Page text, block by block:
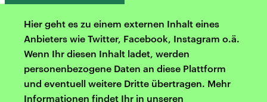
Hier geht es zu einem externen Inhalt eines
Anbieters wie Twitter, Facebook, Instagram o.ä.
Wenn Ihr diesen Inhalt ladet, werden
personenbezogene Daten an diese Plattform
und eventuell weitere Dritte übertragen. Mehr
Informationen findet Ihr in unseren